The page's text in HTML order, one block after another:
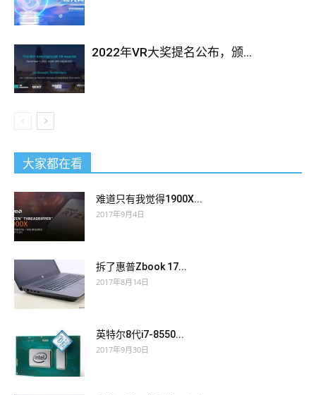
2022年VR大奖提名公布，颁...
大家都在看
难道只有我觉得1900X...
2017年9月4日
拆了惠普Zbook 17...
2017年8月14日
英特尔8代i7-8550...
2017年9月30日